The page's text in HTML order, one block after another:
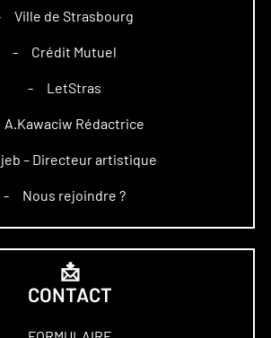
Ville de Strasbourg
– Crédit Mutuel
– LetStras
A.Kawaciw Rédactrice
– Directeur artistique
– Nous rejoindre ?
📩
CONTACT